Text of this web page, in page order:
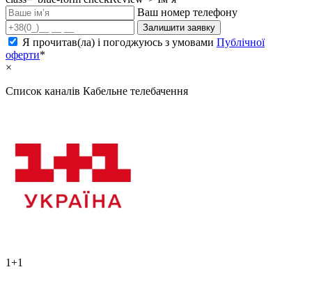
Ваш номер телефону
Залишити заявку
Я прочитав(ла) і погоджуюсь з умовами Публічної
оферти*
×
Список каналів Кабельне телебачення
1+1